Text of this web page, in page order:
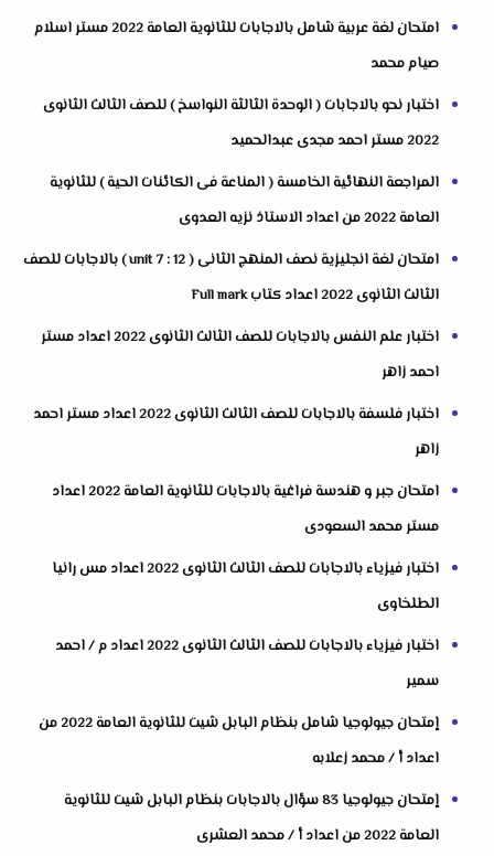
امتحان لغة عربية شامل بالاجابات للثانوية العامة 2022 مستر اسلام
صيام محمد
اختبار نحو بالاجابات ( الوحدة الثالثة النواسخ ) للصف الثالث الثانوى
2022 مستر احمد مجدى عبدالحميد
المراجعة النهائية الخامسة ( المناعة فى الكائنات الحية ) للثانوية
العامة 2022 من اعداد الاستاذ نزيه العدوى
امتحان لغة انجليزية نصف المنهج الثانى ( unit 7 : 12 ) بالاجابات للصف
الثالث الثانوى 2022 اعداد كتاب Full mark
اختبار علم النفس بالاجابات للصف الثالث الثانوى 2022 اعداد مستر
احمد زاهر
اختبار فلسفة بالاجابات للصف الثالث الثانوى 2022 اعداد مستر احمد
زاهر
امتحان جبر و هندسة فراغية بالاجابات للثانوية العامة 2022 اعداد
مستر محمد السعودى
اختبار فيزياء بالاجابات للصف الثالث الثانوى 2022 اعداد مس رانيا
الطلخاوى
اختبار فيزياء بالاجابات للصف الثالث الثانوى 2022 اعداد م / احمد
سمير
إمتحان جيولوجيا شامل بنظام البابل شيت للثانوية العامة 2022 من
اعداد أ / محمد زعلابه
إمتحان جيولوجيا 83 سؤال بالاجابات بنظام البابل شيت للثانوية
العامة 2022 من اعداد أ / محمد العشرى